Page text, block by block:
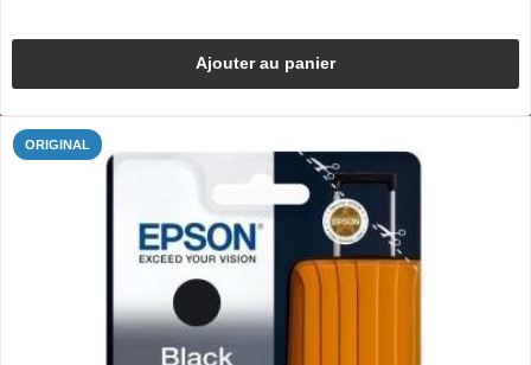
Ajouter au panier
ORIGINAL